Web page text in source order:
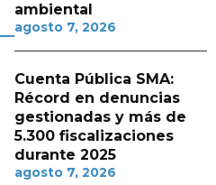
ambiental
agosto 7, 2026
Cuenta Pública SMA:
Récord en denuncias
gestionadas y más de
5.300 fiscalizaciones
durante 2025
agosto 7, 2026